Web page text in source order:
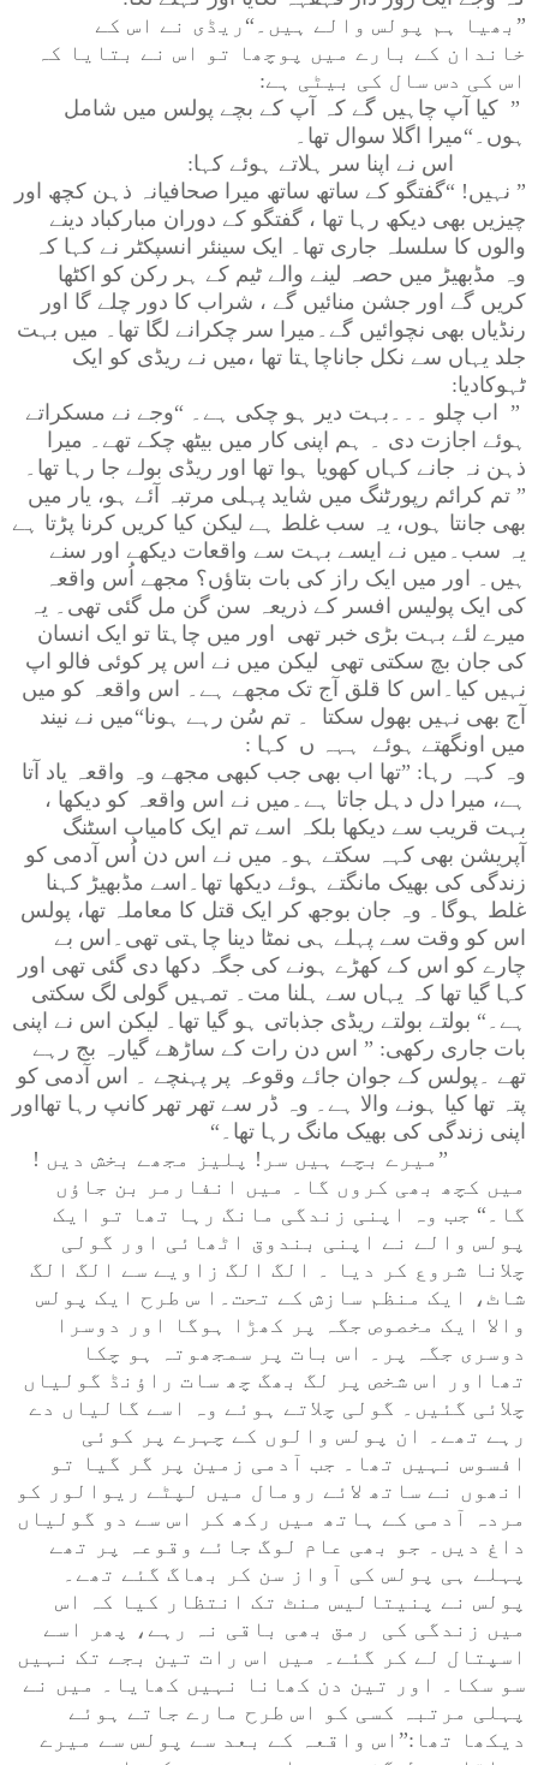
” بھیا ہم پولس والے ہیں۔“ریڈی نے اس کے
خاندان کے بارے میں پوچھا تو اس نے بتایا کہ
اس کی دس سال کی بیٹی ہے:
” کیا آپ چاہیں گے کہ آپ کے بچے پولس میں شامل
ہوں۔“میرا اگلا سوال تھا۔
اس نے اپنا سر ہلاتے ہوئے کہا:
” نہیں! “گفتگو کے ساتھ ساتھ میرا صحافیانہ ذہن کچھ اور
چیزیں بھی دیکھ رہا تھا ، گفتگو کے دوران مبارکباد دینے
والوں کا سلسلہ جاری تھا۔ ایک سینئر انسپکٹر نے کہا کہ
وہ مڈبھیڑ میں حصہ لینے والے ٹیم کے ہر رکن کو اکٹھا
کریں گے اور جشن منائیں گے ، شراب کا دور چلے گا اور
رنڈیاں بھی نچوائیں گے۔میرا سر چکرانے لگا تھا۔ میں بہت
جلد یہاں سے نکل جاناچاہتا تھا ،میں نے ریڈی کو ایک
ٹہوکادیا:
” اب چلو ۔۔۔بہت دیر ہو چکی ہے۔ “وجے نے مسکراتے
ہوئے اجازت دی ۔ ہم اپنی کار میں بیٹھ چکے تھے۔ میرا
ذہن نہ جانے کہاں کھویا ہوا تھا اور ریڈی بولے جا رہا تھا۔
” تم کرائم رپورٹنگ میں شاید پہلی مرتبہ آئے ہو، یار میں
بھی جانتا ہوں، یہ سب غلط ہے لیکن کیا کریں کرنا پڑتا ہے
یہ سب۔میں نے ایسے بہت سے واقعات دیکھے اور سنے
ہیں۔ اور میں ایک راز کی بات بتاؤں؟ مجھے اُس واقعہ
کی ایک پولیس افسر کے ذریعہ سن گن مل گئی تھی۔ یہ
میرے لئے بہت بڑی خبر تھی اور میں چاہتا تو ایک انسان
کی جان بچ سکتی تھی لیکن میں نے اس پر کوئی فالو اپ
نہیں کیا۔اس کا قلق آج تک مجھے ہے۔ اس واقعہ کو میں
آج بھی نہیں بھول سکتا ۔ تم سُن رہے ہونا“میں نے نیند
میں اونگھتے ہوئے ہہہ ں کہا :
وہ کہہ رہا: ”تھا اب بھی جب کبھی مجھے وہ واقعہ یاد آتا
ہے، میرا دل دہل جاتا ہے۔میں نے اس واقعہ کو دیکھا ،
بہت قریب سے دیکھا بلکہ اسے تم ایک کامیاب اسٹنگ
آپریشن بھی کہہ سکتے ہو۔ میں نے اس دن اُس آدمی کو
زندگی کی بھیک مانگتے ہوئے دیکھا تھا۔اسے مڈبھیڑ کہنا
غلط ہوگا۔ وہ جان بوجھ کر ایک قتل کا معاملہ تھا، پولس
اس کو وقت سے پہلے ہی نمٹا دینا چاہتی تھی۔اس بے
چارے کو اس کے کھڑے ہونے کی جگہ دکھا دی گئی تھی اور
کہا گیا تھا کہ یہاں سے ہلنا مت۔ تمہیں گولی لگ سکتی
ہے۔“ بولتے بولتے ریڈی جذباتی ہو گیا تھا۔ لیکن اس نے اپنی
بات جاری رکھی: ” اس دن رات کے ساڑھے گیارہ بج رہے
تھے ۔پولس کے جوان جائے وقوعہ پر پہنچے ۔ اس آدمی کو
پتہ تھا کیا ہونے والا ہے۔ وہ ڈر سے تھر تھر کانپ رہا تھااور
اپنی زندگی کی بھیک مانگ رہا تھا۔“
” میرے بچے ہیں سر! پلیز مجھے بخش دیں !
میں کچھ بھی کروں گا۔ میں انفارمر بن جاؤں
گا۔“ جب وہ اپنی زندگی مانگ رہا تھا تو ایک
پولس والے نے اپنی بندوق اٹھائی اور گولی
چلانا شروع کر دیا ۔ الگ الگ زاویے سے الگ الگ
شاٹ، ایک منظم سازش کے تحت۔ا س طرح ایک پولس
والا ایک مخصوص جگہ پر کھڑا ہوگا اور دوسرا
دوسری جگہ پر۔ اس بات پر سمجھوتہ ہو چکا
تھااور اس شخص پر لگ بھگ چھ سات راؤنڈ گولیاں
چلائی گئیں۔ گولی چلاتے ہوئے وہ اسے گالیاں دے
رہے تھے۔ ان پولس والوں کے چہرے پر کوئی
افسوس نہیں تھا۔ جب آدمی زمین پر گر گیا تو
انھوں نے ساتھ لائے رومال میں لپٹے ریوالور کو
مردہ آدمی کے ہاتھ میں رکھ کر اس سے دو گولیاں
داغ دیں۔ جو بھی عام لوگ جائے وقوعہ پر تھے
پہلے ہی پولس کی آواز سن کر بھاگ گئے تھے۔
پولس نے پنیتالیس منٹ تک انتظار کیا کہ اس
میں زندگی کی رمق بھی باقی نہ رہے، پھر اسے
اسپتال لے کر گئے۔ میں اس رات تین بجے تک نہیں
سو سکا۔ اور تین دن کھانا نہیں کھایا۔ میں نے
پہلی مرتبہ کسی کو اس طرح مارے جاتے ہوئے
دیکھا تھا:”اس واقعہ کے بعد سے پولس سے میرے